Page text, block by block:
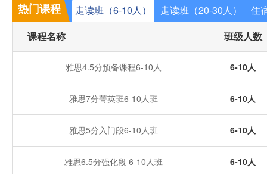
热门课程 走读班（6-10人） 走读班（20-30人）
住
课程名称
班级人数
雅思4.5分预备课程6-10人 6-10人
雅思7分菁英班6-10人班 6-10人
雅思5分入门段6-10人班 6-10人
雅思6.5分强化段 6-10人班 6-10人